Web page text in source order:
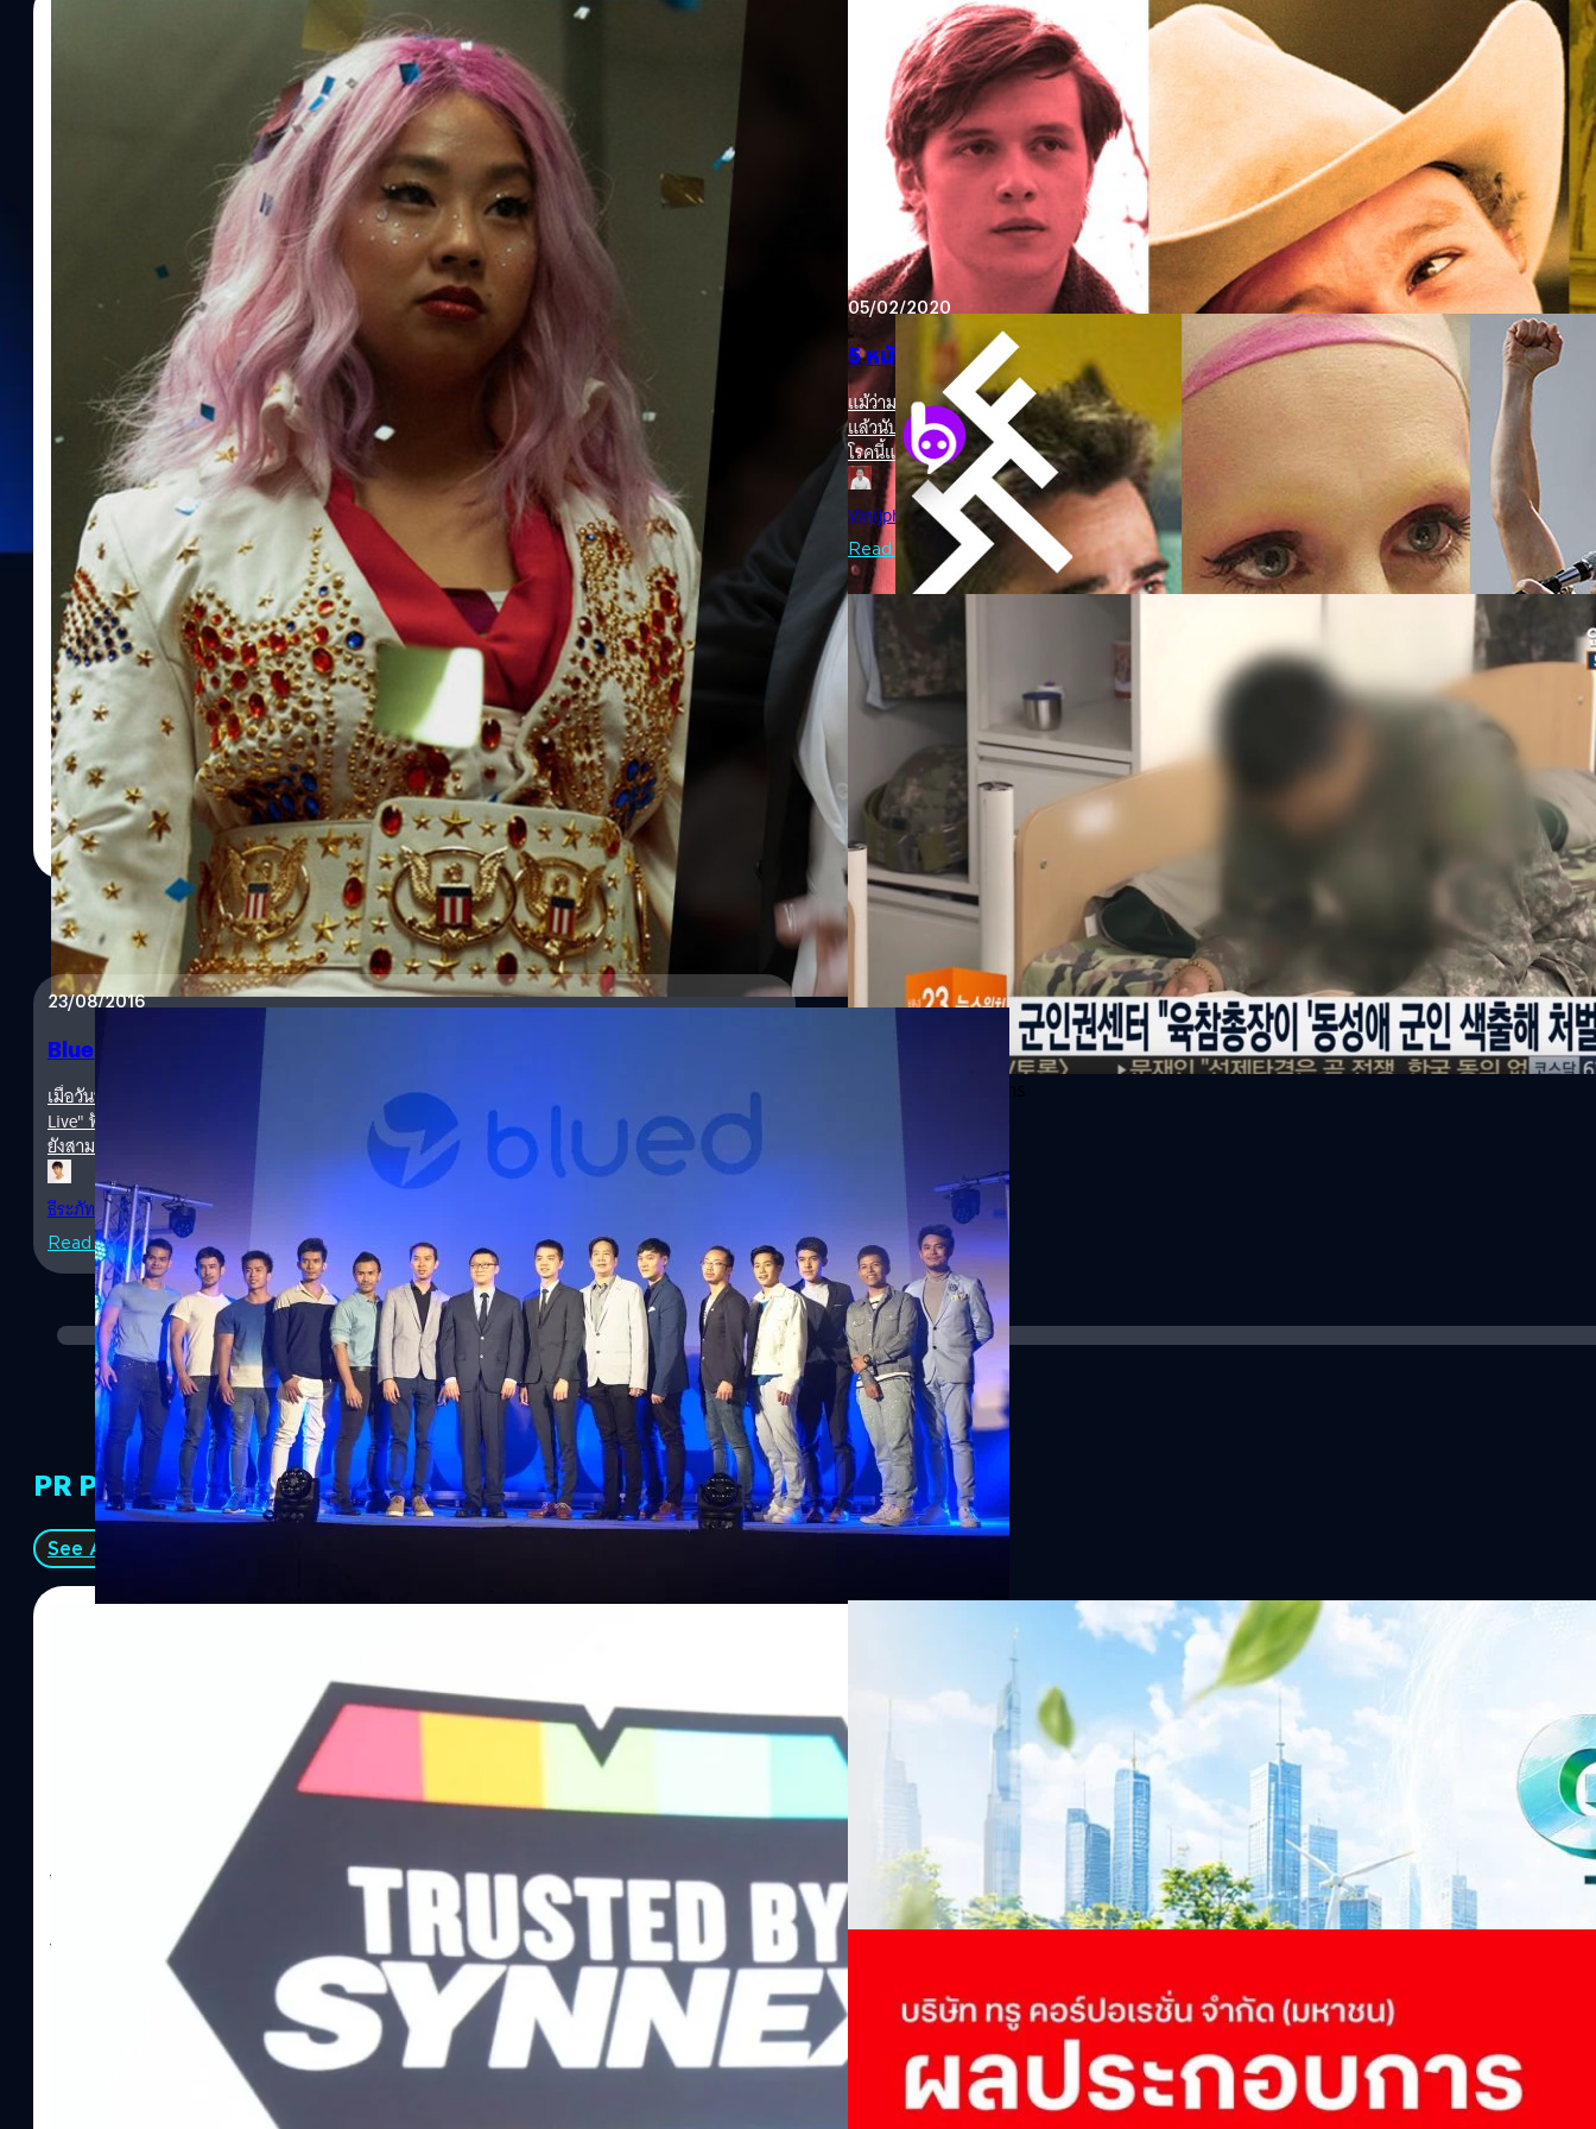
| 1056 days ago
การศึกษาเผย ปี 2022 มีตัวละคร LGBTQIA+ อยู่ในหนังมากที่สุดในรอบ 11 ปี
องค์กรสำรวจสื่อ LGBTQIA+ เผยรายงานการศึกษา พบ ปี 2022 มีตัวละคร LGBTQIA+ อยู่ในหนังมากที่สุดใน
รอบ 11 ปีถึงกว่า 292 ตัวละคร
12 หนังรักสีรุ้ง LGBTQ+ ที่ไม่ควรพลาด (ไม่ว่าคุณจะเพศใดก็ตาม)
หนังของชาว LGBTQ ส่วนใหญ่มักจะมาพร้อมตัวละครหม่น ๆ เรื่องราวทึม ๆ เน้นไปที่การต่อสู้ในเรื่องราวที่เป็น
ประเด็นทางสังคม จนลืมไปว่าพวกเขาก็มีเรื่องราวในแง่มุมอื่นให้นำเสนอ เล่าเรื่องได้หลากหลาย ไม่ใช่แค่งาน
ดรามาหนัก ๆ เช่น เป็นงานโรแมนติกหรือรอม-คอม ที่นำเสนอเรื่องราวความรัก ความอ่อนไหวของตัวละคร
เป็นงานก้าวพ้นวัย (Coming of Age) ซึ่งหลายเรื่องก็ทำได้ดี ไม่ว่าจะเป็นในแง่ความบันเทิง หรือว่าคุณภาพ
และนี่คือหนังเหล่านั้น ที่แม้บางเรื่องอาจมีสีหม่นเจือปนบ้าง หรือความหวานชื่นเป็นเพียงช่วงหนึ่ง หากก็แสดง
ความสวยงามของความรัก ที่ทำให้เรามีความสุขไปกับตัวละคร และบางทีก็น้ำตาซึมไปกับชะตากรรมของพวก
เขาเช่นกัน The Way He Looks (2014) ผู้กำกับ: แดเนียล ริไบโร (Daniel Ribeiro)หนังบราซิลที่อยู่ในลิสต์ต้น
ๆ ทั้งการจัดอันดับหนัง LGBTQ ในภาพรวม หรือเจาะจงที่งานโรแมนติก หนังเป็นเรื่องของลีโอนาร์โด
(Leonardo) นักเรียนไฮสคูลตาบอดที่เฝ้ารอจูบแรกในชีวิตแบบไม่มีความหวัง จนได้พบแกเบรียล (Gabriel)
นักเรียนใหม่ที่สนิทสนมกันอย่างรวดเร็ว และพบว่าความสัมพันธ์ที่เกิดขึ้นไกลกว่าความเป็นเพื่อน และไม่ใช่
เรื่องง่ายที่จะบอกใคร ๆ หนังเป็นงานโรแมนติกที่มีรายละเอียดเล็ก ๆ น้อย…
นพปฎล พลศิลป์ | 1870 days ago
Read More
HIV AIDS Films
05/02/2020
5 หนัง “คนเลือดบวก” ส่งพลังใจให้กับผู้ติดเชื้อ HIV ที่น่าจดจำที่สุดตลอดกาล
แม้ว่ามนุษย์จะได้รู้จักโรคภูมิคุ้มกันบกพร่องหรือโรคเอดส์ ซึ่งเกิดจากการติดเชื้อ HIV มายาวนานกว่า 30 ปี
แล้วนับแต่โรคติดต่อทางเพศสัมพันธ์โรคนี้เกิดขึ้นบนโลก แต่ขณะเดียวกันการมีเพศสัมพันธ์อย่างปลอดภัยจาก
โรคนี้และโรคอื่น ๆ ก็ยังเป็นประเด็นที่ถูกหยิบยกมาพูดถึงอยู่บ่อยครั้ง ภายใต้บริบทความเป็น "เรื่องต้องห้าม"
ของสังคมไทยที่จะพูดถึงการใช้ถุงยางอนามัย (อย่างปลอดภัย) ซึ่งต้องแลกกับปัญหาการติดโรคและการตั้ง
ครรภ์ก่อนวัยอันควรโดยเฉพาะในกลุ่มเยาวชน สำหรับโลกภาพยนตร์ ได้มีการกล่าวถึงบุคคลผู้ป่วยเป็นโรคนี้
ภายใต้บริบทต่าง ๆ อยู่พอสมควร ทั้งในภาพยนตร์ ภาพยนตร์สารคดี รวมถึงภาพยนตร์ภาษาต่างประเทศก็มีอยู่
หลายเรื่อง วันนี้ What The Fact ขอหยิบภาพยนตร์ฮอลลีวูดที่บอกเล่าเรื่องราวเกี่ยวกับโรคนี้ที่ออกฉายเป็นวง
กว้าง และนำเสนอแง่มุมได้อย่างน่าสนใจ หยิบมาเล่าให้ได้อ่านและไปหาหนังที่น่าสนใจเหล่านี้ดูกัน โดยหลาย
เรื่องนั้นก็ทำให้นักแสดงถึงกับคว้ารางวัลใหญ่อย่างออสการ์กันเลยทีเดียว Philadelphia (1993) ภาพยนตร์ที่
ทำให้นักแสดงมากฝีมืออย่าง Tom Hanks คว้ารางวัลออสการ์นำชายยอดเยี่ยม ก่อนที่ปีถัดมาเขาจะคว้าไปอีก
สมัยซ้อนจากหนังในตำนานอย่าง Forrest Gump (1994) (ซึ่งก็มีตัวละคร "เจนนี่" คนรักของฟอร์เรสต์ กัมป์ ที่
เชื่อว่าป่วยเป็นโรคเอดส์จนจบชีวิตในช่วงท้ายเรื่องเช่นกัน) ในเรื่องนี้เขารับบทเป็น "แอนดรูว์ แบ็คเก็ตต์"
ทนายความของบริษัทกฎหมายชื่อดังในสหรัฐฯ ก่อนที่เขาจะพบว่า เขาติดเชื้อ HIV และเริ่มมีอาการอ่อนแอลง
เรื่อย ๆ จนบริษัทผิดสังเกตและหาทางบีบเขาออก ท้ายที่สุดเขาจึงฟ้องร้องบริษัทที่ให้ออกอย่างไม่เป็นธรรม…
Vinijphat Kanyapong| 2375 days ago
Read More
20/04/2017
มีเล่ห์เหลี่ยม ! กรมทหารเกาหลีใต้ ใช้แอพฯ นัดเดท ล่อจับทหารเกย์
ขณะนี้เจ้าหน้าที่ระดับสูงของกองทัพเกาหลีใต้ มีคำสั่งให้สอบสวนเกี่ยวกับทหารที่เป็นกลุ่มคนเพศทางเลือก
หรือมีรสนิยมแบบรักร่วมเพศ ซึ่งเรื่องราวดังกล่าว ถูกเปิดโปงโดยกลุ่มสิทธิมนุษยชนชาวรักร่วมเพศใน
เกาหลีใต้
Kaewta Parnmongkon | 3395 days ago
Read More
23/08/2016
Blued เปิดตัวฟีเจอร์ Live : ครั้งแรกของแอปสำหรับชาวเกย์ที่สามารถไลฟ์ได้!
เมื่อวันที่ 22 สิงหาคมทีผ่านมาแอปพลิเคชันสำหรับชาวเกย์อย่าง Blued (บลู-ดี) ได้จัดงานเปิดตัว "Blued
Live" ฟังก์ชั่นใหม่ที่เสริมเข้ามาในแอป ทำให้สามารถถ่ายทอดสดชีวิตประจำวัน หรือกิจกรรมต่างๆ พร้อมทั้ง
ยังสามารถส่งของขวัญให้กันได้อีกด้วย
ธีระภัทร โตสวัสดิ์| 3636 days ago
Read More
PR Partners
See All
SYNNEX โชว์กำไร Q2/69 โต 18% ลุย AI–Cloud–Green Energy สร้างฐาน
Recurring Revenue เร่งเครื่อง New Growth Engine พร้อมจ่ายปันผล 0.10
บริษัท ซินเน็ค (ประเทศไทย) จำกัด (มหาชน) หรือ SYNNEX โชว์ผลการดำเนินงานแข็งแกร่ง กำไรสุทธิ
ไตรมาส 2 และงวด 6 เดือนแรกของปี 2569 เติบโต 17.8% และ 17.7% จากช่วงเดียวกันของปีก่อน สูงกว่าการ
เติบโตของรายได้อย่างมีนัยสำคัญ พร้อมประกาศจ่ายเงินปันผลระหว่างกาล 0.10 บาทต่อหุ้น โดยกำหนดวันที่
ไม่ได้รับสิทธิปันผล (XD) วันที่ 19 สิงหาคม 2569 และกำหนดจ่ายเงินปันผลวันที่
ครบรอบ 6 ปี สำนักข่าว TODAY เปิดเวทีใหญ่ SUSTAIN CITY: THE GREEN
TRANSITION ถกแนวทางปรับตัวสู่เศรษฐกิจสีเขียวอย่างยั่งยืน
เนื่องในโอกาสครบรอบ 6 ปี สำนักข่าว TODAY จัดงาน SUSTAIN CITY: THE GREEN TRANSITION เวทีแลก
เปลี่ยนมุมมองเกี่ยวกับการเปลี่ยนผ่านสู่เศรษฐกิจและสังคมสีเขียว พร้อมนำเสนอแนวทางที่สามารถนำไป
ประยุกต์ใช้ได้จริง จากผู้แทนภาครัฐ ภาคธุรกิจ และผู้เชี่ยวชาญในหลากหลายสาขา ผ่านประเด็นสำคัญว่า
ประเทศไทยควรปรับตัวอย่างไร ? เพื่อเดินหน้าสู่ความยั่งยืนและบรรลุเป้าหมาย Net Zero อย่างเป็นรูปธรรม
ทั้งในมิติของภาครัฐ ภาคธุรกิจ การเงิน และพลังงาน Green Transitioning: Shifting Systemพลิกโครงสร้าง
เศรษฐกิจ ปรับห่วงโซ่คุณค่า และเชื่อมโยงนโยบายกับเทคโนโลยี เพื่อขับเคลื่อนประเทศไทยสู่เศรษฐกิจสีเขียว
โดย ศาสตราจารย์ ดร. ยศชนัน วงศ์สวัสดิ์รองนายกรัฐมนตรีและรัฐมนตรีว่าการกระทรวงการอุดมศึกษา
วิทยาศาสตร์ วิจัยและนวัตกรรม Green Transitioning: Decarbonize Unlockร่วมสำรวจแนวทางที่ภาคธุรกิจ
สามารถนำ Green Tech มาใช้เพื่อลดการปล่อยคาร์บอน และเดินหน้าสู่เป้าหมาย Net Zero พบกับ คุณปัณ
รัตนาภรณ์ ศรีนวลจันทร์ | 1 days ago
Read More
True เผยผลประกอบการ Q2/2569 กำไรสุทธิ 6.6 พันล้านบาท จ่ายปันผล 5.2
พันล้าน
บริษัท ทรู คอร์ปอเรชั่น จำกัด (มหาชน) รายงานผลประกอบการประจำไตรมาส 2/2569 มีกำไรสุทธิหลังหัก
ภาษี 6.6 พันล้านบาท ทำกำไรต่อเนื่องเป็นไตรมาสที่ 6 พร้อมอนุมัติจ่ายเงินปันผลระหว่างกาลรวม 5.2 พันล้าน
บาท คิดเป็น 0.15 บาทต่อหุ้น โดยผลการดำเนินงานหลักได้รับปัจจัยหนุนจากการบริหารต้นทุนและการเติบโต